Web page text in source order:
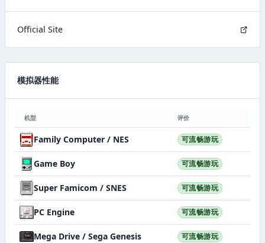
Official Site
模拟器性能
机型 评价
Family Computer / NES 可流畅游玩
Game Boy 可流畅游玩
Super Famicom / SNES 可流畅游玩
PC Engine 可流畅游玩
Mega Drive / Sega Genesis 可流畅游玩